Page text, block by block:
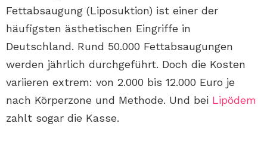
Fettabsaugung (Liposuktion) ist einer der
häufigsten ästhetischen Eingriffe in
Deutschland. Rund 50.000 Fettabsaugungen
werden jährlich durchgeführt. Doch die Kosten
variieren extrem: von 2.000 bis 12.000 Euro je
nach Körperzone und Methode. Und bei Lipödem
zahlt sogar die Kasse.